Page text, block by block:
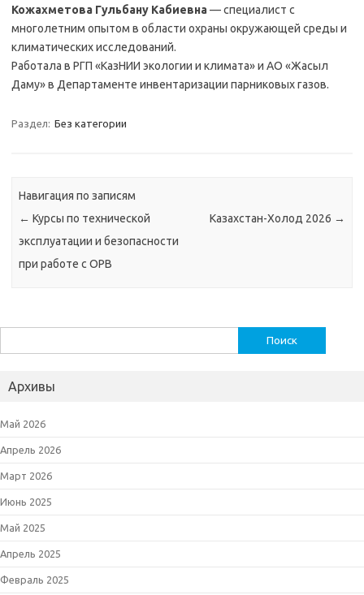
Кожахметова Гульбану Кабиевна— специалист с
многолетним опытом в области охраны окружающей среды и
климатических исследований.
Работала в РГП «КазНИИ экологии и климата» и АО «Жасыл
Даму» в Департаменте инвентаризации парниковых газов.
Раздел: Без категории
Навигация по записям
← Курсы по технической
эксплуатации и безопасности
при работе с ОРВ
Казахстан-Холод 2026 →
Архивы
Май 2026
Апрель 2026
Март 2026
Июнь 2025
Май 2025
Апрель 2025
Февраль 2025